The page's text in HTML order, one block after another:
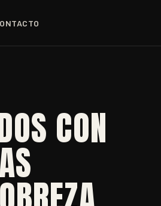
CON